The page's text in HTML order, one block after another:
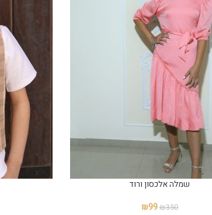
שמלה אלכסון ורוד
₪350
₪99